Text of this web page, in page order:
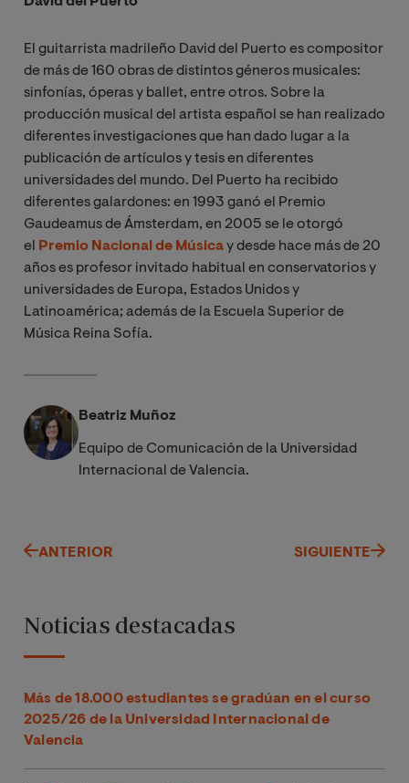
El guitarrista madrileño David del Puerto es compositor
de más de 160 obras de distintos géneros musicales:
sinfonías, óperas y ballet, entre otros. Sobre la
producción musical del artista español se han realizado
diferentes investigaciones que han dado lugar a la
publicación de artículos y tesis en diferentes
universidades del mundo. Del Puerto ha recibido
diferentes galardones: en 1993 ganó el Premio
Gaudeamus de Ámsterdam, en 2005 se le otorgó
el
Premio Nacional de Músicay desde hace más de 20
años es profesor invitado habitual en conservatorios y
universidades de Europa, Estados Unidos y
Latinoamérica; además de la Escuela Superior de
Música Reina Sofía.
Beatriz Muñoz
Equipo de Comunicación de la Universidad
Internacional de Valencia.
ANTERIOR SIGUIENTE
Noticias destacadas
Más de 18.000 estudiantes se gradúan en el curso
2025/26 de la Universidad Internacional de
Valencia